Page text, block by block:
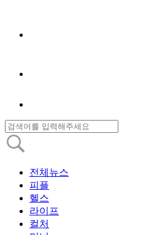
전체뉴스
피플
헬스
라이프
컬처